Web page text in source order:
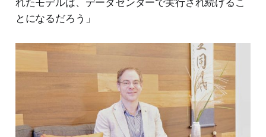
とになるだろう」